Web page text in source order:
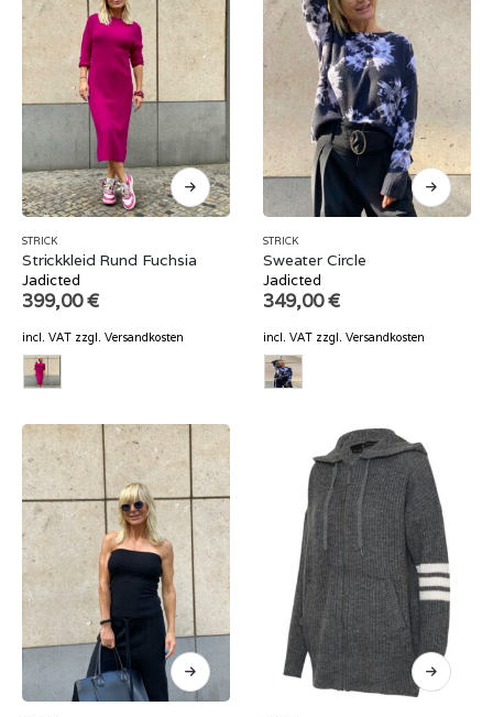
STRICK
Strickkleid Rund Fuchsia
Jadicted
399,00€
incl. VAT zzgl. Versandkosten
STRICK
Sweater Circle
Jadicted
349,00€
incl. VAT zzgl. Versandkosten